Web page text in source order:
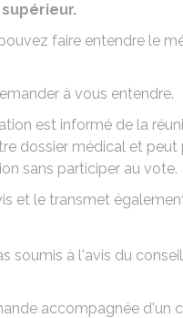
faire entendre le
à vous entendre.
est informé de la
dossier médical et peut
sans participer au vote.
et le transmet
soumis à l'avis du
accompagnée d'un